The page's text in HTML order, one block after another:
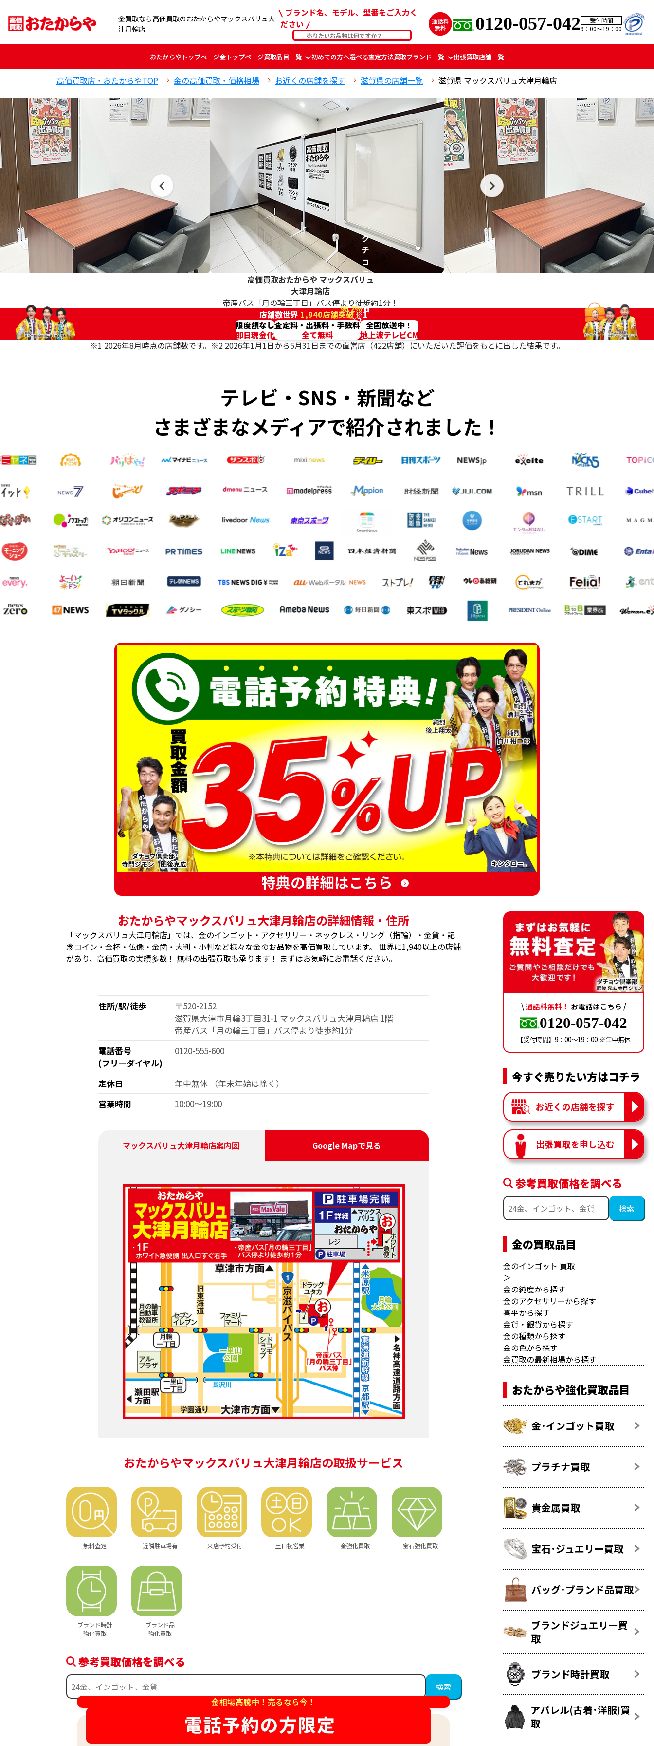
金買取なら高価買取のおたからやマックスバリュ大
津月輪店
ブランド名、モデル、型番をご入力く
ださい
0120-057-042
受付時間
9：00〜19：00
おたからや トップページ金 トップページ買取品目一覧 初めての方へ選べる査定方法買取ブランド一覧 出張買取店舗一覧
高価買取店・おたからやTOP 金の高価買取・価格相場 お近くの店舗を探す 滋賀県の店舗一覧 滋賀県 マックスバリュ大津月輪店
高価買取おたからや マックスバリュ
大津月輪店
帝産バス「月の輪三丁目」バス停より徒歩約1分！
店舗数世界 1,940店舗突破！※1
ク
チ
コ
ミ
高
評
価
96.2%
※2
限度額なし
即日現金化
査定料・出張料・手数料
全て無料
全国放送中！
地上波テレビCM
※1 2026年8月時点の店舗数です。 ※2 2026年1月1日から5月31日までの直営店（422店舗）にいただいた評価をもとに出した結果です。
テレビ・SNS・新聞など
さまざまなメディアで紹介されました！
特典の詳細はこちら
おたからやマックスバリュ大津月輪店の詳細情報・住所
「マックスバリュ大津月輪店」では、金のインゴット・アクセサリー・ネックレス・リング（指輪）・金貨・記
念コイン・金杯・仏像・金歯・大判・小判など様々な金のお品物を高価買取しています。 世界に1,940以上の店舗
があり、高価買取の実績多数！ 無料の出張買取も承ります！ まずはお気軽にお電話ください。
住所/駅/徒歩
〒520-2152
滋賀県大津市月輪3丁目31-1 マックスバリュ大津月輪店 1階
帝産バス「月の輪三丁目」バス停より徒歩約1分
電話番号
(フリーダイヤル)
0120-555-600
定休日
年中無休 （年末年始は除く）
営業時間
10:00～19:00
マックスバリュ大津月輪店案内図 Google Mapで見る
おたからやマックスバリュ大津月輪店の取扱サービス
無料査定 近隣駐車場有 来店予約受付 土日祝営業 金強化買取 宝石強化買取
ブランド時計
強化買取
ブランド品
強化買取
参考買取価格を調べる
金相場高騰中！売るなら今！
\通話料無料！ お電話はこちら /
0120-057-042
【受付時間】9：00〜19：00 ※年中無休
今すぐ売りたい方はコチラ
お近くの店舗を探す
出張買取を申し込む
参考買取価格を調べる
金の買取品目
金のインゴット 買取
＞
金の純度から探す
金のアクセサリーから探す
喜平から探す
金貨・銀貨から探す
金の種類から探す
金の色から探す
金買取の最新相場から探す
おたからや強化買取品目
金･インゴット買取
プラチナ買取
貴金属買取
宝石･ジュエリー買取
バッグ･ブランド品買取
ブランドジュエリー買
取
ブランド時計買取
アパレル(古着･洋服)買
取